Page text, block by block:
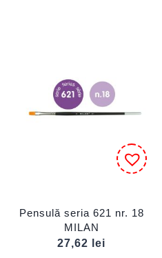
Pensulă seria 621 nr. 18
MILAN
27,62
lei